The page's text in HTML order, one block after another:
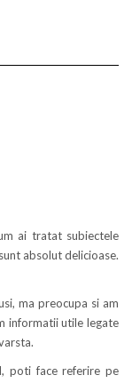
ai tratat subiectele
absolut delicioase.
ma preocupa si am
informatii utile legate
poti face referire pe